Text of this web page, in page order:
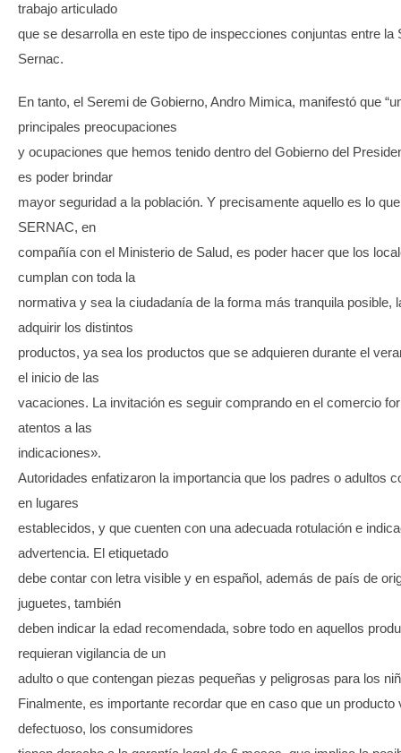
trabajo articulado
que se desarrolla en este tipo de inspecciones conjuntas entre la
Sernac.
En tanto, el Seremi de Gobierno, Andro Mimica, manifestó que
principales preocupaciones
y ocupaciones que hemos tenido dentro del Gobierno del
es poder brindar
mayor seguridad a la población. Y precisamente aquello es lo
SERNAC, en
compañía con el Ministerio de Salud, es poder hacer que los
cumplan con toda la
normativa y sea la ciudadanía de la forma más tranquila posible,
adquirir los distintos
productos, ya sea los productos que se adquieren durante el
el inicio de las
vacaciones. La invitación es seguir comprando en el comercio
atentos a las
indicaciones».
Autoridades enfatizaron la importancia que los padres o adultos
en lugares
establecidos, y que cuenten con una adecuada rotulación e
advertencia. El etiquetado
debe contar con letra visible y en español, además de país de
juguetes, también
deben indicar la edad recomendada, sobre todo en aquellos
requieran vigilancia de un
adulto o que contengan piezas pequeñas y peligrosas para los
Finalmente, es importante recordar que en caso que un producto
defectuoso, los consumidores